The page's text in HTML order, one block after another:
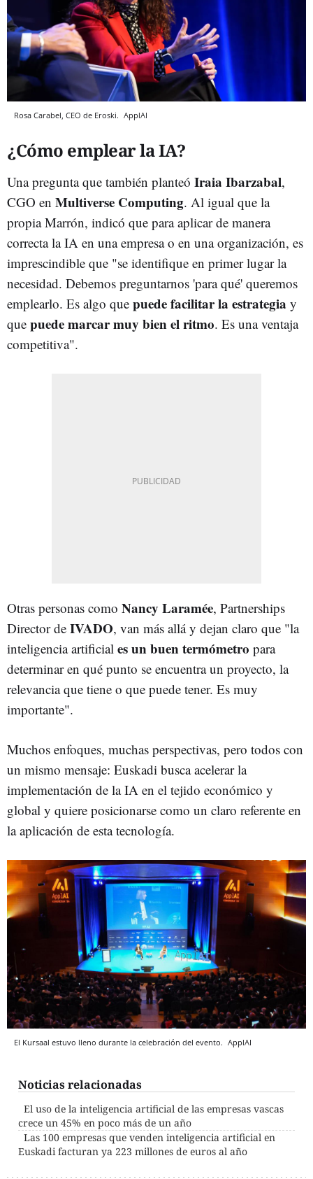
Rosa Carabel, CEO de Eroski. ApplAI
¿Cómo emplear la IA?
Una pregunta que también planteó Iraia Ibarzabal,
CGO en Multiverse Computing. Al igual que la
propia Marrón, indicó que para aplicar de manera
correcta la IA en una empresa o en una organización, es
imprescindible que "se identifique en primer lugar la
necesidad. Debemos preguntarnos 'para qué' queremos
emplearlo. Es algo que puede facilitar la estrategia y
que puede marcar muy bien el ritmo. Es una ventaja
competitiva".
Otras personas como Nancy Laramée, Partnerships
Director de IVADO, van más allá y dejan claro que "la
inteligencia artificial es un buen termómetro para
determinar en qué punto se encuentra un proyecto, la
relevancia que tiene o que puede tener. Es muy
importante".
Muchos enfoques, muchas perspectivas, pero todos con
un mismo mensaje: Euskadi busca acelerar la
implementación de la IA en el tejido económico y
global y quiere posicionarse como un claro referente en
la aplicación de esta tecnología.
El Kursaal estuvo lleno durante la celebración del evento. ApplAI
Noticias relacionadas
El uso de la inteligencia artificial de las empresas vascas
crece un 45% en poco más de un año
Las 100 empresas que venden inteligencia artificial en
Euskadi facturan ya 223 millones de euros al año